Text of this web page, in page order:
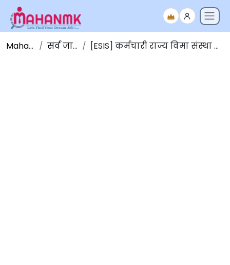
Maha NMK सर्व जाहिराती [ESIS] कर्मचारी राज्य विमा संस्था रुग्णालय भरती 2026